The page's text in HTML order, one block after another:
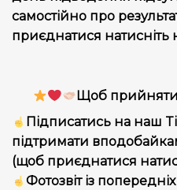
самостійно про
приєднатися натисніть
Щоб прийняти
Підписатись на наш
підтримати
(щоб приєднатися
Фотозвіт із